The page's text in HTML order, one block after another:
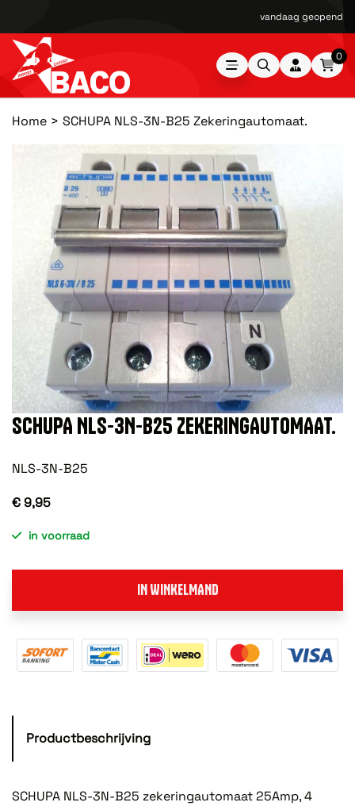
vandaag geopend
0
Home SCHUPA NLS-3N-B25 Zekeringautomaat.
SCHUPA NLS-3N-B25 ZEKERINGAUTOMAAT.
NLS-3N-B25
€ 9,95
in voorraad
IN WINKELMAND
Productbeschrijving
SCHUPA NLS-3N-B25 zekeringautomaat 25Amp, 4